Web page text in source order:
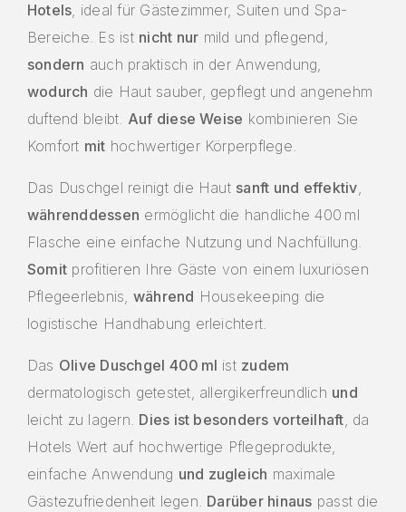
Hotels, ideal für Gästezimmer, Suiten und Spa-
Bereiche. Es ist nicht nur mild und pflegend,
sondern auch praktisch in der Anwendung,
wodurch die Haut sauber, gepflegt und angenehm
duftend bleibt. Auf diese Weise kombinieren Sie
Komfort mit hochwertiger Körperpflege.
Das Duschgel reinigt die Haut sanft und effektiv,
währenddessen ermöglicht die handliche 400 ml
Flasche eine einfache Nutzung und Nachfüllung.
Somit profitieren Ihre Gäste von einem luxuriösen
Pflegeerlebnis, während Housekeeping die
logistische Handhabung erleichtert.
Das Olive Duschgel 400 ml ist zudem
dermatologisch getestet, allergikerfreundlich und
leicht zu lagern. Dies ist besonders vorteilhaft, da
Hotels Wert auf hochwertige Pflegeprodukte,
einfache Anwendung und zugleich maximale
Gästezufriedenheit legen. Darüber hinaus passt die